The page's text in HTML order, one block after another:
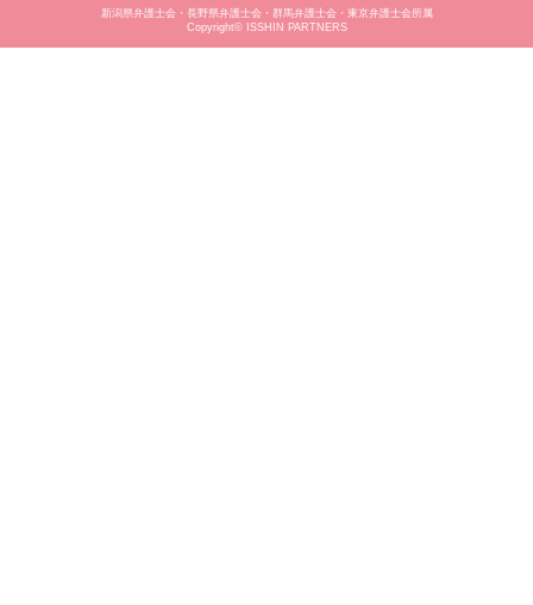
新潟県弁護士会・長野県弁護士会・群馬弁護士会・東京弁護士会所属
Copyright© ISSHIN PARTNERS